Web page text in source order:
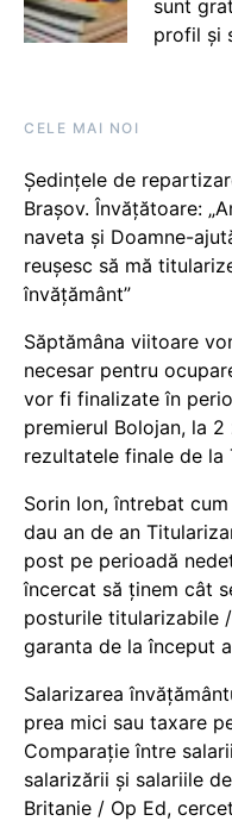
sunt
profil și
CELE MAI NOI
Ședințele de
Brașov. Învățătoare:
naveta și Doamne-
reușesc să mă
învățământ”
Săptămâna viitoare
necesar pentru
vor fi finalizate în
premierul Bolojan, la
rezultatele finale de
Sorin Ion, întrebat
dau an de an
post pe perioadă
încercat să ținem cât
posturile titularizabile
garanta de la început
Salarizarea
prea mici sau taxare
Comparație între
salarizării și salariile
Britanie / Op Ed,